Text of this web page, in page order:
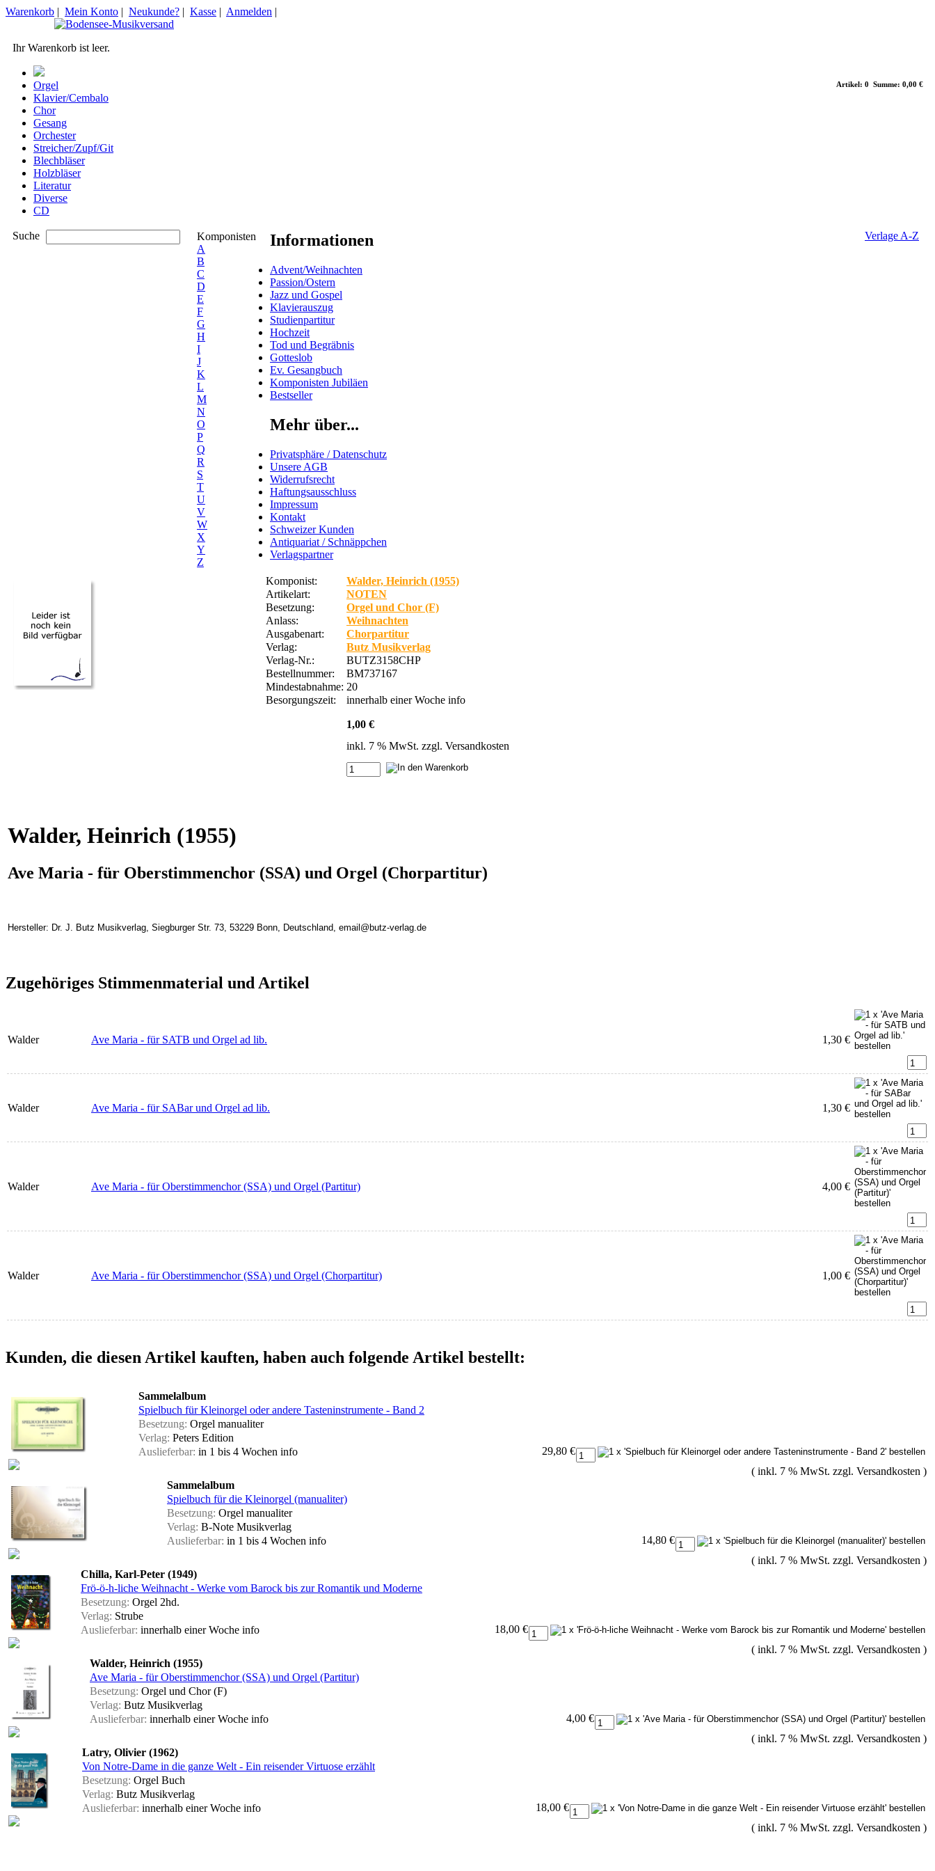
Artikel: 0 Summe: 0,00 €
Warenkorb | Mein Konto | Neukunde? | Kasse | Anmelden |
Ihr Warenkorb ist leer.
Orgel
Klavier/Cembalo
Chor
Gesang
Orchester
Streicher/Zupf/Git
Blechbläser
Holzbläser
Literatur
Diverse
CD
Suche
Komponisten
A
B
C
D
E
F
G
H
I
J
K
L
M
N
O
P
Q
R
S
T
U
V
W
X
Y
Z
Verlage A-Z
Informationen
Advent/Weihnachten
Passion/Ostern
Jazz und Gospel
Klavierauszug
Studienpartitur
Hochzeit
Tod und Begräbnis
Gotteslob
Ev. Gesangbuch
Komponisten Jubiläen
Bestseller
Mehr über...
Privatsphäre / Datenschutz
Unsere AGB
Widerrufsrecht
Haftungsausschluss
Impressum
Kontakt
Schweizer Kunden
Antiquariat / Schnäppchen
Verlagspartner
Komponist:
Walder, Heinrich (1955)
Artikelart:
NOTEN
Besetzung:
Orgel und Chor (F)
Anlass:
Weihnachten
Ausgabenart:
Chorpartitur
Verlag:
Butz Musikverlag
Verlag-Nr.:
BUTZ3158CHP
Bestellnummer:
BM737167
Mindestabnahme: 20
Besorgungszeit:
innerhalb einer Woche info
1,00 €
inkl. 7 % MwSt. zzgl. Versandkosten
Walder, Heinrich (1955)
Ave Maria - für Oberstimmenchor (SSA) und Orgel (Chorpartitur)
Hersteller: Dr. J. Butz Musikverlag, Siegburger Str. 73, 53229 Bonn, Deutschland, email@butz-verlag.de
Zugehöriges Stimmenmaterial und Artikel
Walder Ave Maria - für SATB und Orgel ad lib. 1,30 €
Walder Ave Maria - für SABar und Orgel ad lib. 1,30 €
Walder Ave Maria - für Oberstimmenchor (SSA) und Orgel (Partitur) 4,00 €
Walder Ave Maria - für Oberstimmenchor (SSA) und Orgel (Chorpartitur) 1,00 €
Kunden, die diesen Artikel kauften, haben auch folgende Artikel bestellt:
Sammelalbum
Spielbuch für Kleinorgel oder andere Tasteninstrumente - Band 2
Besetzung: Orgel manualiter
Verlag: Peters Edition
Auslieferbar: in 1 bis 4 Wochen info
29,80 €
( inkl. 7 % MwSt. zzgl. Versandkosten )
Sammelalbum
Spielbuch für die Kleinorgel (manualiter)
Besetzung: Orgel manualiter
Verlag: B-Note Musikverlag
Auslieferbar: in 1 bis 4 Wochen info
14,80 €
( inkl. 7 % MwSt. zzgl. Versandkosten )
Chilla, Karl-Peter (1949)
Frö-ö-h-liche Weihnacht - Werke vom Barock bis zur Romantik und Moderne
Besetzung: Orgel 2hd.
Verlag: Strube
Auslieferbar: innerhalb einer Woche info
18,00 €
( inkl. 7 % MwSt. zzgl. Versandkosten )
Walder, Heinrich (1955)
Ave Maria - für Oberstimmenchor (SSA) und Orgel (Partitur)
Besetzung: Orgel und Chor (F)
Verlag: Butz Musikverlag
Auslieferbar: innerhalb einer Woche info
4,00 €
( inkl. 7 % MwSt. zzgl. Versandkosten )
Latry, Olivier (1962)
Von Notre-Dame in die ganze Welt - Ein reisender Virtuose erzählt
Besetzung: Orgel Buch
Verlag: Butz Musikverlag
Auslieferbar: innerhalb einer Woche info
18,00 €
( inkl. 7 % MwSt. zzgl. Versandkosten )